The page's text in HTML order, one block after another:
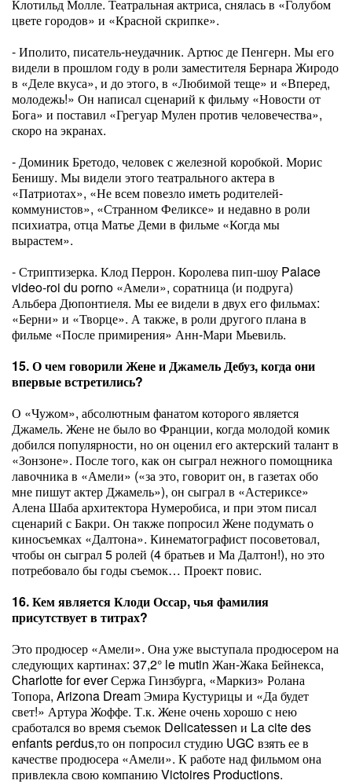
Клотильд Молле. Театральная актриса, снялась в «Голубом
цвете городов» и «Красной скрипке».
- Иполито, писатель-неудачник. Артюс де Пенгерн. Мы его
видели в прошлом году в роли заместителя Бернара Жиродо
в «Деле вкуса», и до этого, в «Любимой теще» и «Вперед,
молодежь!» Он написал сценарий к фильму «Новости от
Бога» и поставил «Грегуар Мулен против человечества»,
скоро на экранах.
- Доминик Бретодо, человек с железной коробкой. Морис
Бенишу. Мы видели этого театрального актера в
«Патриотах», «Не всем повезло иметь родителей-
коммунистов», «Странном Феликсе» и недавно в роли
психиатра, отца Матье Деми в фильме «Когда мы
вырастем».
- Стриптизерка. Клод Перрон. Королева пип-шоу Palace
video-roi du porno «Амели», соратница (и подруга)
Альбера Дюпонтиеля. Мы ее видели в двух его фильмах:
«Берни» и «Творце». А также, в роли другого плана в
фильме «После примирения» Анн-Мари Мьевиль.
15. О чем говорили Жене и Джамель Дебуз, когда они
впервые встретились?
О «Чужом», абсолютным фанатом которого является
Джамель. Жене не было во Франции, когда молодой комик
добился популярности, но он оценил его актерский талант в
«Зонзоне». После того, как он сыграл нежного помощника
лавочника в «Амели» («за это, говорит он, в газетах обо
мне пишут актер Джамель»), он сыграл в «Астериксе»
Алена Шаба архитектора Нумеробиса, и при этом писал
сценарий с Бакри. Он также попросил Жене подумать о
киносъемках «Далтона». Кинематографист посоветовал,
чтобы он сыграл 5 ролей (4 братьев и Ма Далтон!), но это
потребовало бы годы съемок… Проект повис.
16. Кем является Клоди Оссар, чья фамилия
присутствует в титрах?
Это продюсер «Амели». Она уже выступала продюсером на
следующих картинах: 37,2° le mutin Жан-Жака Бейнекса,
Charlotte for ever Сержа Гинзбурга, «Маркиз» Ролана
Топора, Arizona Dream Эмира Кустурицы и «Да будет
свет!» Артура Жоффе. Т.к. Жене очень хорошо с нею
сработался во время съемок Delicatessen и La cite des
enfants perdus,то он попросил студию UGC взять ее в
качестве продюсера «Амели». К работе над фильмом она
привлекла свою компанию Victoires Productions.